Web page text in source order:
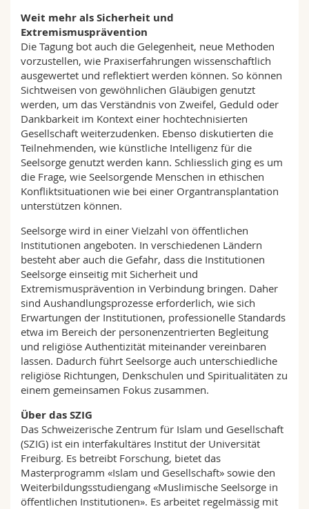
Weit mehr als Sicherheit und
Extremismusprävention
Die Tagung bot auch die Gelegenheit, neue Methoden
vorzustellen, wie Praxiserfahrungen wissenschaftlich
ausgewertet und reflektiert werden können. So können
Sichtweisen von gewöhnlichen Gläubigen genutzt
werden, um das Verständnis von Zweifel, Geduld oder
Dankbarkeit im Kontext einer hochtechnisierten
Gesellschaft weiterzudenken. Ebenso diskutierten die
Teilnehmenden, wie künstliche Intelligenz für die
Seelsorge genutzt werden kann. Schliesslich ging es um
die Frage, wie Seelsorgende Menschen in ethischen
Konfliktsituationen wie bei einer Organtransplantation
unterstützen können.
Seelsorge wird in einer Vielzahl von öffentlichen
Institutionen angeboten. In verschiedenen Ländern
besteht aber auch die Gefahr, dass die Institutionen
Seelsorge einseitig mit Sicherheit und
Extremismusprävention in Verbindung bringen. Daher
sind Aushandlungsprozesse erforderlich, wie sich
Erwartungen der Institutionen, professionelle Standards
etwa im Bereich der personenzentrierten Begleitung
und religiöse Authentizität miteinander vereinbaren
lassen. Dadurch führt Seelsorge auch unterschiedliche
religiöse Richtungen, Denkschulen und Spiritualitäten zu
einem gemeinsamen Fokus zusammen.
Über das SZIG
Das Schweizerische Zentrum für Islam und Gesellschaft
(SZIG) ist ein interfakultäres Institut der Universität
Freiburg. Es betreibt Forschung, bietet das
Masterprogramm «Islam und Gesellschaft» sowie den
Weiterbildungsstudiengang «Muslimische Seelsorge in
öffentlichen Institutionen». Es arbeitet regelmässig mit